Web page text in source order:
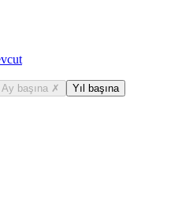
Ay başına ✗ Yıl başına